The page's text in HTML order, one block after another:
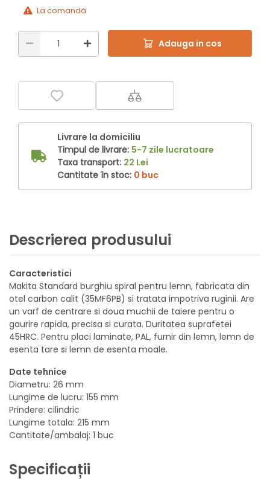
La comandă
Adauga in cos
Livrare la domiciliu
Timpul de livrare: 5-7 zile lucratoare
Taxa transport: 22 Lei
Cantitate în stoc: 0 buc
Descrierea produsului
Caracteristici
Makita Standard burghiu spiral pentru lemn, fabricata din
otel carbon calit (35MF6PB) si tratata impotriva ruginii. Are
un varf de centrare si doua muchii de taiere pentru o
gaurire rapida, precisa si curata. Duritatea suprafetei
45HRC. Pentru placi laminate, PAL, furnir din lemn, lemn de
esenta tare si lemn de esenta moale.
Date tehnice
Diametru: 26 mm
Lungime de lucru: 155 mm
Prindere: cilindric
Lungime totala: 215 mm
Cantitate/ambalaj: 1 buc
Specificații